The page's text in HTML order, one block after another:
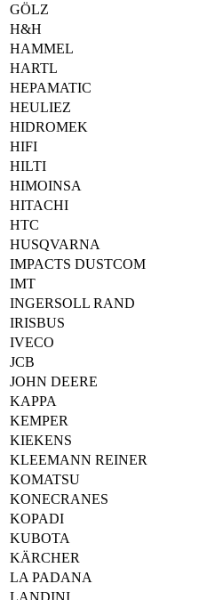
GÖLZ
H&H
HAMMEL
HARTL
HEPAMATIC
HEULIEZ
HIDROMEK
HIFI
HILTI
HIMOINSA
HITACHI
HTC
HUSQVARNA
IMPACTS DUSTCOM
IMT
INGERSOLL RAND
IRISBUS
IVECO
JCB
JOHN DEERE
KAPPA
KEMPER
KIEKENS
KLEEMANN REINER
KOMATSU
KONECRANES
KOPADI
KUBOTA
KÄRCHER
LA PADANA
LANDINI